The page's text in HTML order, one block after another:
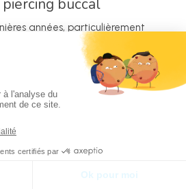
buccal
années, particulièrement
25 ans, la mode du piercing
adeptes.
EN SAVOIR PLUS